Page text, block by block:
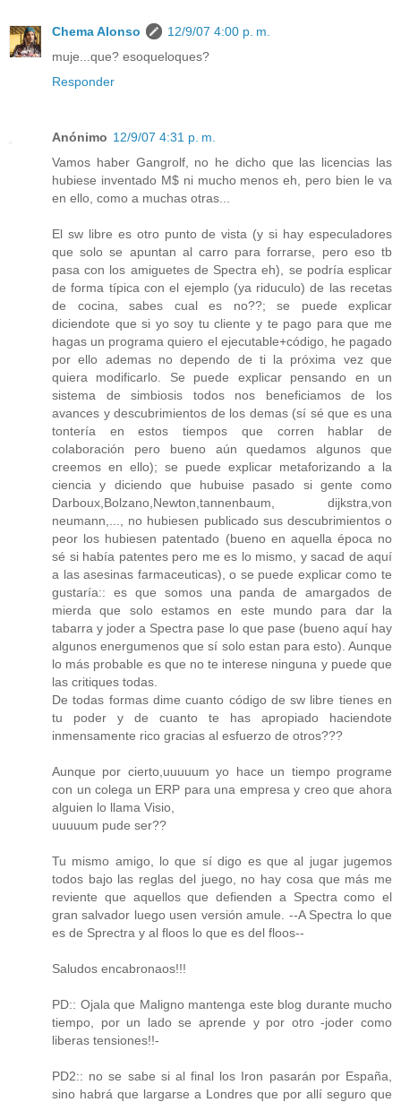
Chema Alonso
12/9/07 4:00 p. m.
muje...que? esoqueloques?
Responder
Anónimo 12/9/07 4:31 p. m.
Vamos haber Gangrolf, no he dicho que las licencias las
hubiese inventado M$ ni mucho menos eh, pero bien le va
en ello, como a muchas otras...
El sw libre es otro punto de vista (y si hay especuladores
que solo se apuntan al carro para forrarse, pero eso tb
pasa con los amiguetes de Spectra eh), se podría esplicar
de forma típica con el ejemplo (ya riduculo) de las recetas
de cocina, sabes cual es no??; se puede explicar
diciendote que si yo soy tu cliente y te pago para que me
hagas un programa quiero el ejecutable+código, he pagado
por ello ademas no dependo de ti la próxima vez que
quiera modificarlo. Se puede explicar pensando en un
sistema de simbiosis todos nos beneficiamos de los
avances y descubrimientos de los demas (sí sé que es una
tontería en estos tiempos que corren hablar de
colaboración pero bueno aún quedamos algunos que
creemos en ello); se puede explicar metaforizando a la
ciencia y diciendo que hubuise pasado si gente como
Darboux,Bolzano,Newton,tannenbaum, dijkstra,von
neumann,..., no hubiesen publicado sus descubrimientos o
peor los hubiesen patentado (bueno en aquella época no
sé si había patentes pero me es lo mismo, y sacad de aquí
a las asesinas farmaceuticas), o se puede explicar como te
gustaría:: es que somos una panda de amargados de
mierda que solo estamos en este mundo para dar la
tabarra y joder a Spectra pase lo que pase (bueno aquí hay
algunos energumenos que sí solo estan para esto). Aunque
lo más probable es que no te interese ninguna y puede que
las critiques todas.
De todas formas dime cuanto código de sw libre tienes en
tu poder y de cuanto te has apropiado haciendote
inmensamente rico gracias al esfuerzo de otros???
Aunque por cierto,uuuuum yo hace un tiempo programe
con un colega un ERP para una empresa y creo que ahora
alguien lo llama Visio,
uuuuum pude ser??
Tu mismo amigo, lo que sí digo es que al jugar jugemos
todos bajo las reglas del juego, no hay cosa que más me
reviente que aquellos que defienden a Spectra como el
gran salvador luego usen versión amule. --A Spectra lo que
es de Sprectra y al floos lo que es del floos--
Saludos encabronaos!!!
PD:: Ojala que Maligno mantenga este blog durante mucho
tiempo, por un lado se aprende y por otro -joder como
liberas tensiones!!-
PD2:: no se sabe si al final los Iron pasarán por España,
sino habrá que largarse a Londres que por allí seguro que